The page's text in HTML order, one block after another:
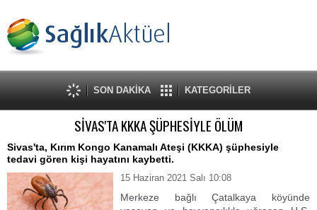
SON DAKİKA KATEGORİLER
SİVAS'TA KKKA ŞÜPHESİYLE ÖLÜM
Sivas'ta, Kırım Kongo Kanamalı Ateşi (KKKA) şüphesiyle
tedavi gören kişi hayatını kaybetti.
15 Haziran 2021 Salı 10:08
Merkeze bağlı Çatalkaya köyünde